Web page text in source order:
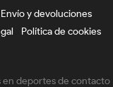
Envío y devoluciones
Política de cookies
en deportes de contacto